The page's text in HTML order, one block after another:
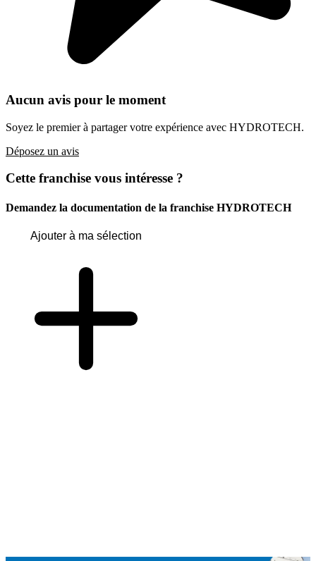
Aucun avis pour le moment
Soyez le premier à partager votre expérience avec HYDROTECH.
Déposez un avis
Cette franchise vous intéresse ?
Demandez la documentation de la franchise HYDROTECH
Ajouter à ma sélection